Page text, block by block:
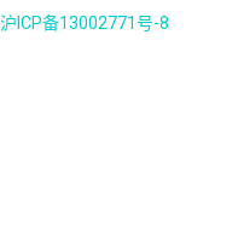
沪ICP备13002771号-8